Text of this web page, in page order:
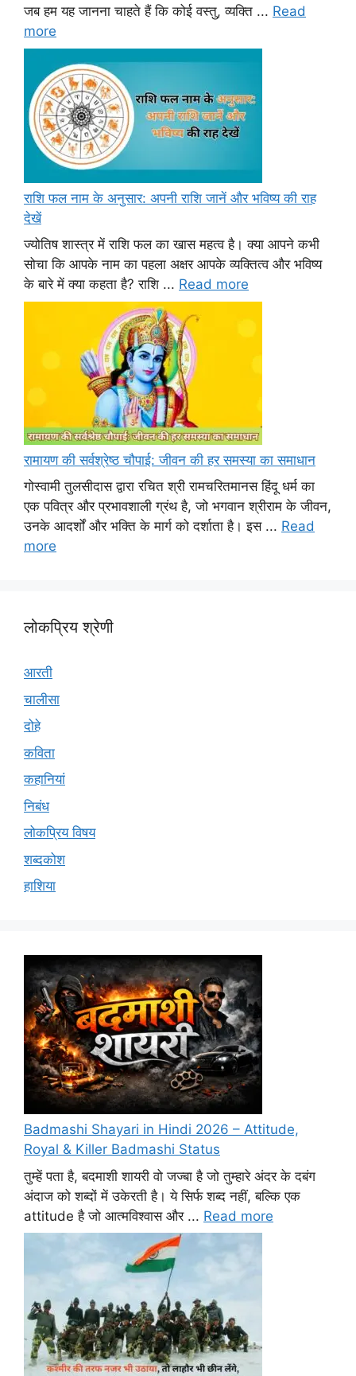
जब हम यह जानना चाहते हैं कि कोई वस्तु, व्यक्ति ... Read
more
राशि फल नाम के अनुसार: अपनी राशि जानें और भविष्य की राह
देखें
ज्योतिष शास्त्र में राशि फल का खास महत्व है। क्या आपने कभी
सोचा कि आपके नाम का पहला अक्षर आपके व्यक्तित्व और भविष्य
के बारे में क्या कहता है? राशि ... Read more
रामायण की सर्वश्रेष्ठ चौपाई: जीवन की हर समस्या का समाधान
गोस्वामी तुलसीदास द्वारा रचित श्री रामचरितमानस हिंदू धर्म का
एक पवित्र और प्रभावशाली ग्रंथ है, जो भगवान श्रीराम के जीवन,
उनके आदर्शों और भक्ति के मार्ग को दर्शाता है। इस ... Read
more
लोकप्रिय श्रेणी
आरती
चालीसा
दोहे
कविता
कहानियां
निबंध
लोकप्रिय विषय
शब्दकोश
हाशिया
Badmashi Shayari in Hindi 2026 – Attitude,
Royal & Killer Badmashi Status
तुम्हें पता है, बदमाशी शायरी वो जज्बा है जो तुम्हारे अंदर के दबंग
अंदाज को शब्दों में उकेरती है। ये सिर्फ शब्द नहीं, बल्कि एक
attitude है जो आत्मविश्वास और ... Read more